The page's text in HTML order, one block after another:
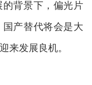
背景下，偏光片
产替代将会是大
来发展良机。